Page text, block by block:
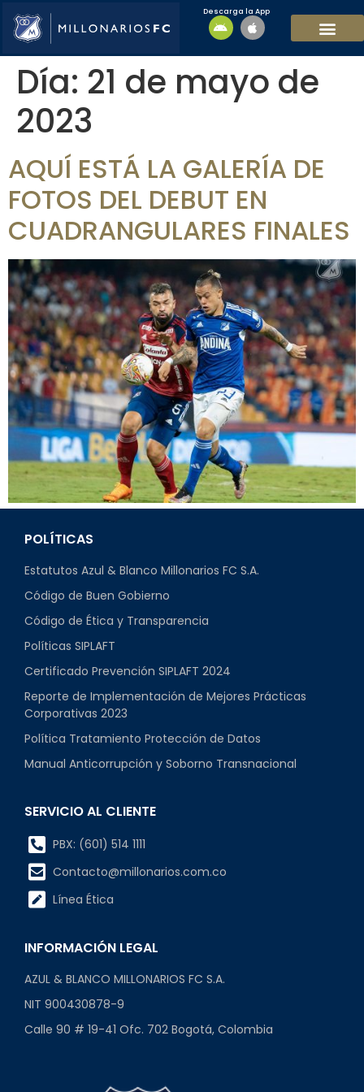
Descarga la App
Día: 21 de mayo de
2023
AQUÍ ESTÁ LA GALERÍA DE
FOTOS DEL DEBUT EN
CUADRANGULARES FINALES
POLÍTICAS
Estatutos Azul & Blanco Millonarios FC S.A.
Código de Buen Gobierno
Código de Ética y Transparencia
Políticas SIPLAFT
Certificado Prevención SIPLAFT 2024
Reporte de Implementación de Mejores Prácticas
Corporativas 2023
Política Tratamiento Protección de Datos
Manual Anticorrupción y Soborno Transnacional
SERVICIO AL CLIENTE
PBX: (601) 514 1111
Contacto@millonarios.com.co
Línea Ética
INFORMACIÓN LEGAL
AZUL & BLANCO MILLONARIOS FC S.A.
NIT 900430878-9
Calle 90 # 19-41 Ofc. 702 Bogotá, Colombia